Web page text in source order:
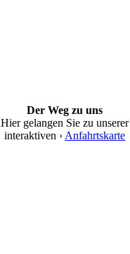
Der Weg zu uns
Hier gelangen Sie zu unserer
interaktiven › Anfahrtskarte